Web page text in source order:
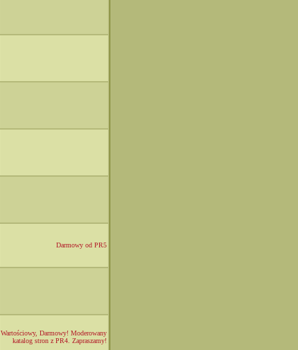
Darmowy od PR5
Wartościowy, Darmowy! Moderowany
katalog stron z PR4. Zapraszamy!